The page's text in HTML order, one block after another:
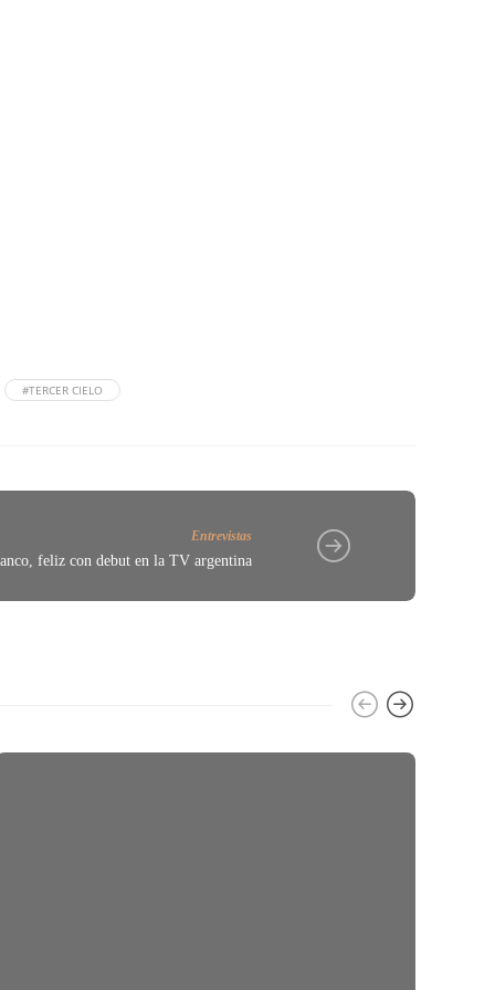
#TERCER CIELO
Entrevistas
feliz con debut en la TV argentina